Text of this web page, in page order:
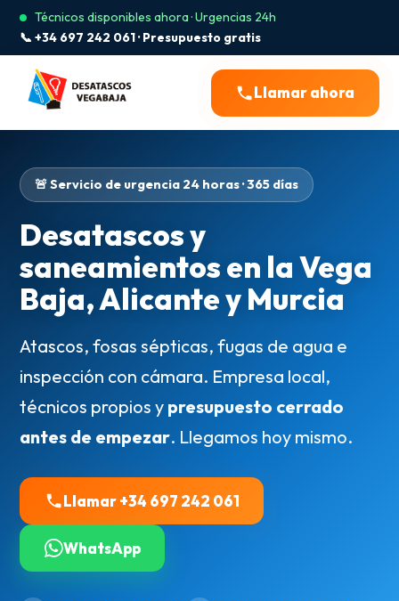
Técnicos disponibles ahora · Urgencias 24h
📞 +34 697 242 061 · Presupuesto gratis
Llamar ahora
🚨 Servicio de urgencia 24 horas · 365 días
Desatascos y
saneamientos en la Vega
Baja, Alicante y Murcia
Atascos, fosas sépticas, fugas de agua e
inspección con cámara. Empresa local,
técnicos propios y presupuesto cerrado
antes de empezar. Llegamos hoy mismo.
Llamar +34 697 242 061
WhatsApp